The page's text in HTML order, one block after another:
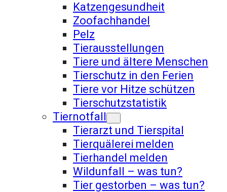
Katzengesundheit
Zoofachhandel
Pelz
Tierausstellungen
Tiere und ältere Menschen
Tierschutz in den Ferien
Tiere vor Hitze schützen
Tierschutzstatistik
Tiernotfall
Tierarzt und Tierspital
Tierquälerei melden
Tierhandel melden
Wildunfall – was tun?
Tier gestorben – was tun?